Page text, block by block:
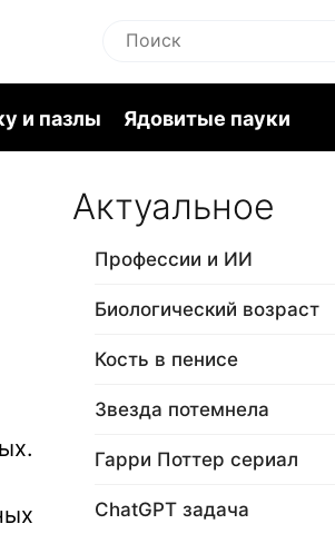
и пазлы Ядовитые пауки
Актуальное
Профессии и ИИ
Биологический возраст
Кость в пенисе
Звезда потемнела
Гарри Поттер сериал
ChatGPT задача